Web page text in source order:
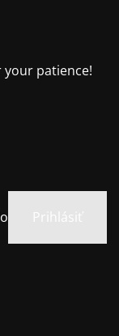
your patience!